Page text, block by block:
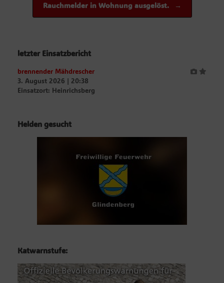
Rauchmelder in Wohnung ausgelöst. →
letzter Einsatzbericht
brennender Mähdrescher
3. August 2026 | 20:38
Einsatzort: Heinrichsberg
Helden gesucht
Katwarnstufe: